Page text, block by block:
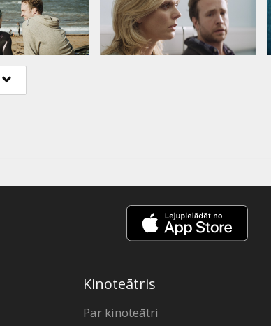
Kinoteātris
Par kinoteātri